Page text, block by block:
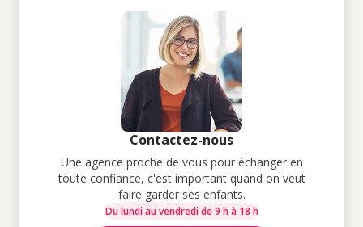
Contactez-nous
Une agence proche de vous pour échanger en
toute confiance, c'est important quand on veut
faire garder ses enfants.
Du lundi au vendredi de 9 h à 18 h